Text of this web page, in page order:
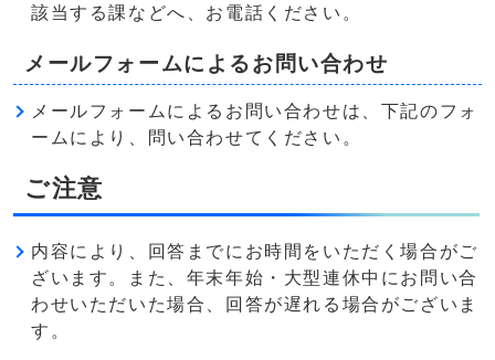
該当する課などへ、お電話ください。
メールフォームによるお問い合わせ
メールフォームによるお問い合わせは、下記のフォ
ームにより、問い合わせてください。
ご注意
内容により、回答までにお時間をいただく場合がご
ざいます。また、年末年始・大型連休中にお問い合
わせいただいた場合、回答が遅れる場合がございま
す。